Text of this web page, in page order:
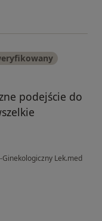
podejście do
Lek.med